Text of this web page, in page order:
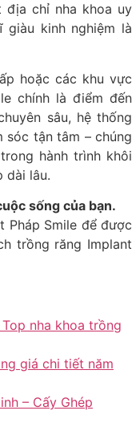
chỉ nha khoa uy
kinh nghiệm là
hoặc các khu vực
chính là điểm đến
sâu, hệ thống
sóc tận tâm – chúng
hành trình khôi
dài lâu.
sống của bạn.
Pháp Smile để được
trồng răng Implant
nha khoa trồng
giá chi tiết năm
– Cấy Ghép